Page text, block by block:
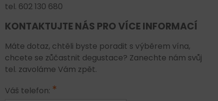
tel. 602 130 680
KONTAKTUJTE NÁS PRO VÍCE INFORMACÍ
Máte dotaz, chtěli byste poradit s výběrem vína,
chcete se zůčastnit degustace? Zanechte nám svůj
tel. zavoláme Vám zpět.
Váš telefon: *